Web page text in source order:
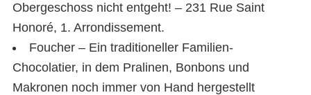
Obergeschoss nicht entgeht! – 231 Rue Saint
Honoré, 1. Arrondissement.
Foucher – Ein traditioneller Familien-
Chocolatier, in dem Pralinen, Bonbons und
Makronen noch immer von Hand hergestellt